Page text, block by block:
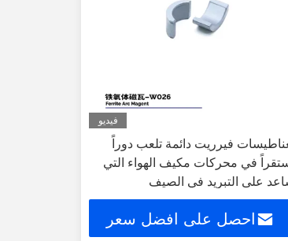
فيديو
فيرريت دائمة تلعب دوراً
في محركات مكيف الهواء التي
على التبريد في الصيف
احصل على افضل سعر